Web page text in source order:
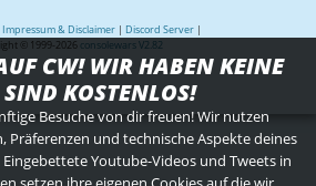
Impressum & Disclaimer | Discord Server |
© 1999-2026 consolewars V2.82
CW! WIR HABEN KEINE
KOSTENLOS!
Besuche von dir freuen! Wir nutzen
Präferenzen und technische Aspekte deines
Youtube-Videos und Tweets in